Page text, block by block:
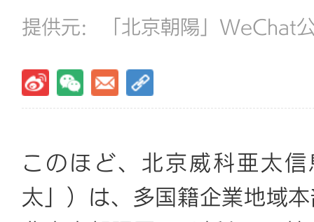
提供元: 「北京朝陽」WeChat
このほど、北京威科亜太
太」）は、多国籍企業地域